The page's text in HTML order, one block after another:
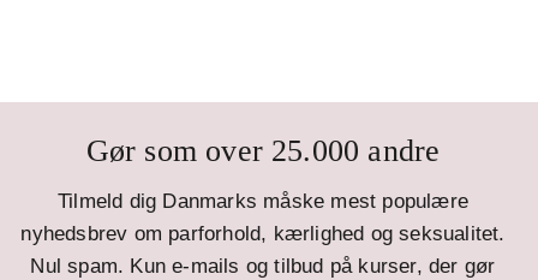
Gør som over 25.000 andre
Tilmeld dig Danmarks måske mest populære
nyhedsbrev om parforhold, kærlighed og seksualitet.
Nul spam. Kun e-mails og tilbud på kurser, der gør